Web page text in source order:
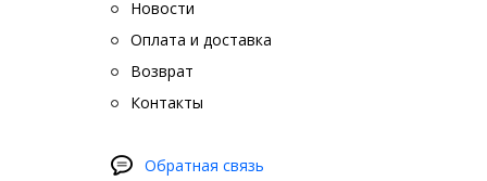
Новости
Оплата и доставка
Возврат
Контакты
Обратная связь